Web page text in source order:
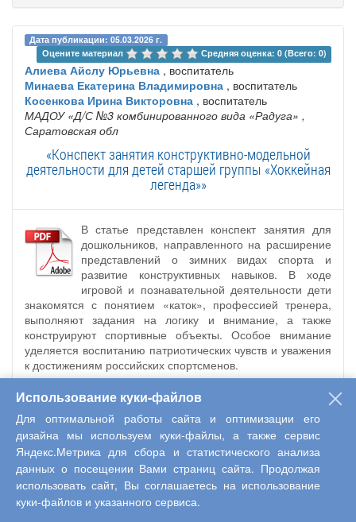
Дата публикации: 05.03.2026 г.
Оцените материал
Средняя оценка: 0 (Всего: 0)
Алиева Айслу Юрьевна , воспитатель
Минаева Екатерина Владимировна , воспитатель
Косенкова Ирина Викторовна , воспитатель
МАДОУ «Д/С №3 комбинированного вида «Радуга» ,
Саратовская обл
«Конспект занятия конструктивно-модельной
деятельности для детей старшей группы «Хоккейная
легенда»»
В статье представлен конспект занятия для
дошкольников, направленного на расширение
представлений о зимних видах спорта и
развитие конструктивных навыков. В ходе
игровой и познавательной деятельности дети
знакомятся с понятием «каток», профессией тренера,
выполняют задания на логику и внимание, а также
конструируют спортивные объекты. Особое внимание
уделяется воспитанию патриотических чувств и уважения
к достижениям российских спортсменов.
Дискуссионная площадка
Психология
Дата публикации: 07.04.2026 г.
Оцените материал
Использование куки-файлов
Для оптимальной работы сайта и оптимизации его
дизайна мы используем куки-файлы, а также сервис
Яндекс.Метрика для сбора и статистического анализа
данных о посещении Вами страниц сайта. Продолжая
использовать сайт, Вы соглашаетесь на использование
куки-файлов и указанного сервиса.